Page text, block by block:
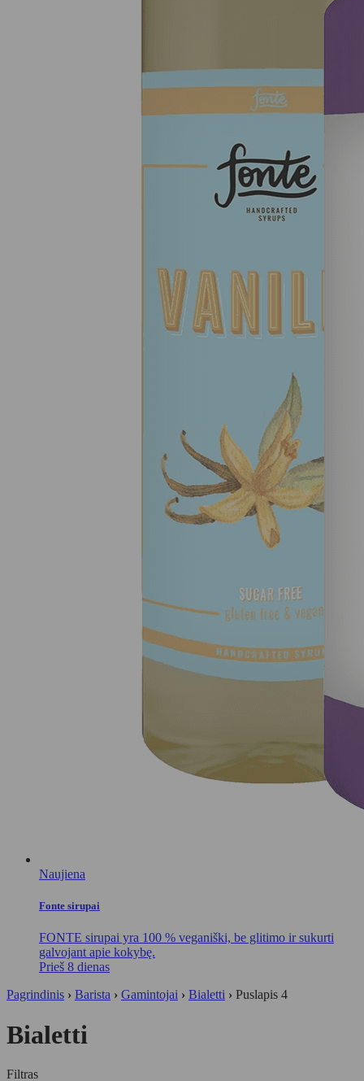
Naujiena
Fonte sirupai
FONTE sirupai yra 100 % veganiški, be glitimo ir sukurti
galvojant apie kokybę.
Prieš 8 dienas
Pagrindinis › Barista › Gamintojai › Bialetti › Puslapis 4
Bialetti
Filtras